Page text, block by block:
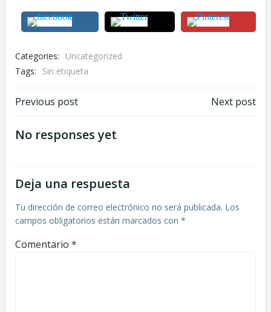
Categories:
Uncategorized
Tags:
Sin etiqueta
Previous post Next post
No responses yet
Deja una respuesta
Tu dirección de correo electrónico no será publicada. Los
campos obligatorios están marcados con *
Comentario *